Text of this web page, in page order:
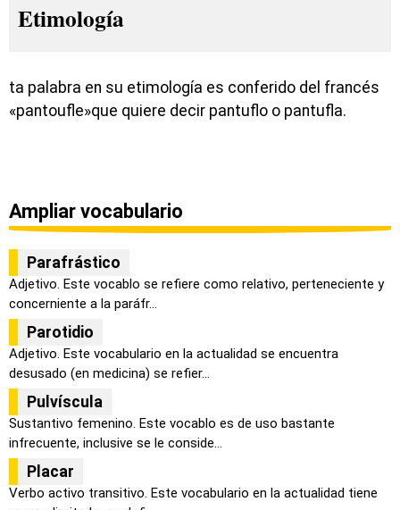
Etimología
ta palabra en su etimología es conferido del francés
«pantoufle»que quiere decir pantuflo o pantufla.
Ampliar vocabulario
Parafrástico
Adjetivo. Este vocablo se refiere como relativo, perteneciente y
concerniente a la paráfr...
Parotidio
Adjetivo. Este vocabulario en la actualidad se encuentra
desusado (en medicina) se refier...
Pulvíscula
Sustantivo femenino. Este vocablo es de uso bastante
infrecuente, inclusive se le conside...
Placar
Verbo activo transitivo. Este vocabulario en la actualidad tiene